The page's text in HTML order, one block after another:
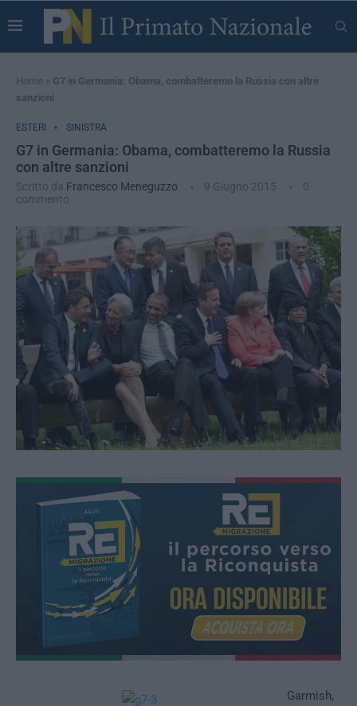
Home » G7 in Germania: Obama, combatteremo la Russia con altre
sanzioni
ESTERI SINISTRA
G7 in Germania: Obama, combatteremo la Russia
con altre sanzioni
Scritto da Francesco Meneguzzo 9 Giugno 2015
0
commento
Garmish,